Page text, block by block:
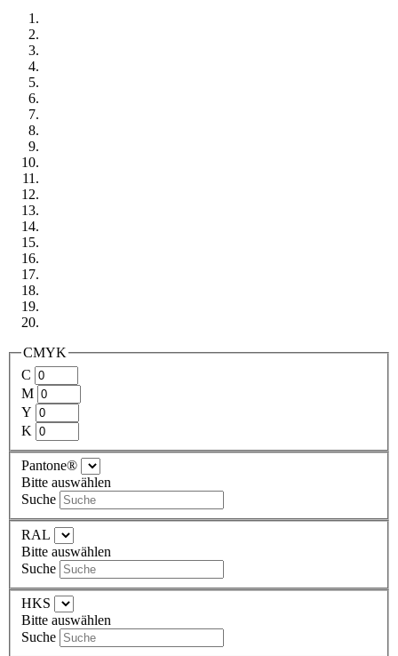
CMYK
C
M
Y
K
Pantone®
Bitte auswählen
Suche
RAL
Bitte auswählen
Suche
HKS
Bitte auswählen
Suche